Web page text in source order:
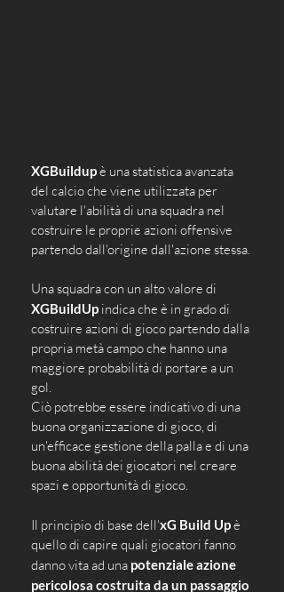
XGBuildup è una statistica avanzata
del calcio che viene utilizzata per
valutare l'abilità di una squadra nel
costruire le proprie azioni offensive
partendo dall'origine dall'azione stessa.
Una squadra con un alto valore di
XGBuildUp indica che è in grado di
costruire azioni di gioco partendo dalla
propria metà campo che hanno una
maggiore probabilità di portare a un
gol.
Ciò potrebbe essere indicativo di una
buona organizzazione di gioco, di
un'efficace gestione della palla e di una
buona abilità dei giocatori nel creare
spazi e opportunità di gioco.
Il principio di base dell'xG Build Up è
quello di capire quali giocatori fanno
danno vita ad una potenziale azione
pericolosa costruita da un passaggio